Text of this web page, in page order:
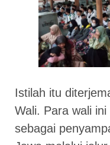
Istilah itu
Wali. Para wali
sebagai